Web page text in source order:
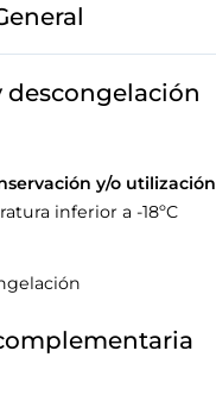
descongelación
y/o utilización
inferior a -18ºC